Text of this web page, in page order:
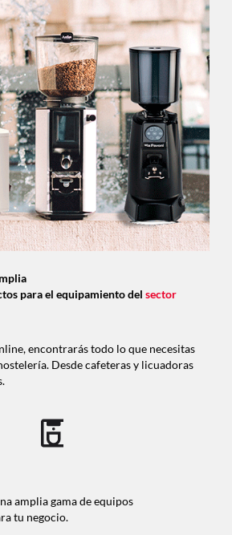
para el equipamiento del sector
encontrarás todo lo que necesitas
Desde cafeteras y licuadoras
amplia gama de equipos
tu negocio.